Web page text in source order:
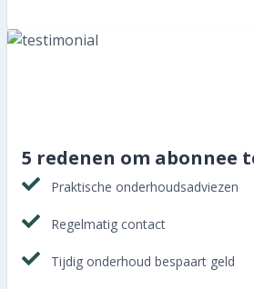
5 redenen om abonnee
Praktische onderhoudsadviezen
Regelmatig contact
Tijdig onderhoud bespaart geld
TIP voor ons!